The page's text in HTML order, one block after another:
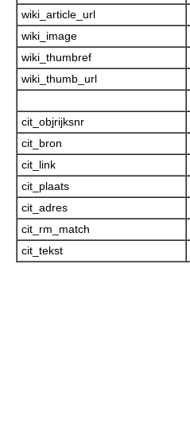
wiki_article_url
wiki_image
wiki_thumbref
wiki_thumb_url
cit_objrijksnr
cit_bron
cit_link
cit_plaats
cit_adres
cit_rm_match
cit_tekst